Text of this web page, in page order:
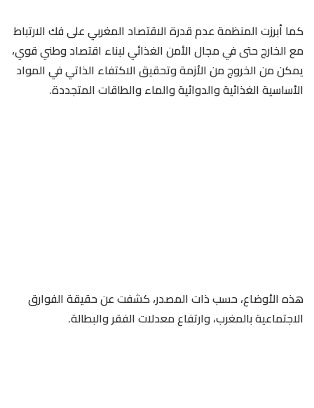
كما أبرزت المنظمة عدم قدرة الاقتصاد المغربي على فك الارتباط
مع الخارج حتى في مجال الأمن الغذائي لبناء اقتصاد وطني قوي،
يمكن من الخروج من الأزمة وتحقيق الاكتفاء الذاتي في المواد
الأساسية الغذائية والدوائية والماء والطاقات المتجددة.
هذه الأوضاع، حسب ذات المصدر، كشفت عن حقيقة الفوارق
الاجتماعية بالمغرب، وارتفاع معدلات الفقر والبطالة.